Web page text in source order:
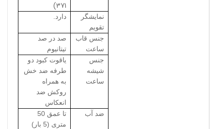
371)
نمایشگر
تقویم
دارد.
جنس قاب
ساعت
صد در صد
تیتانیوم
جنس
شیشه
ساعت
یاقوت کبود دو
طرفه ضد خش
به همراه
روکش ضد
انعکاس
ضد آب
تا عمق 50
متری (5 بار)